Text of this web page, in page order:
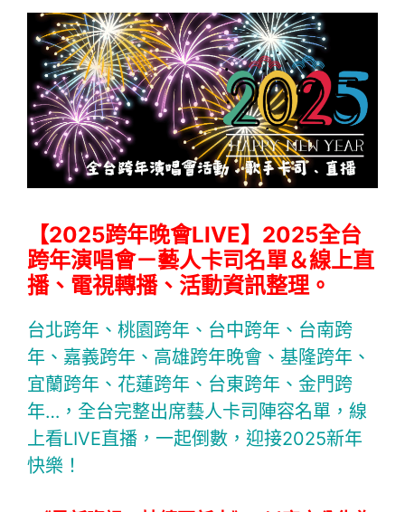
【2025跨年晚會LIVE】2025全台
跨年演唱會－藝人卡司名單＆線上直
播、電視轉播、活動資訊整理。
台北跨年、桃園跨年、台中跨年、台南跨
年、嘉義跨年、高雄跨年晚會、基隆跨年、
宜蘭跨年、花蓮跨年、台東跨年、金門跨
年…，全台完整出席藝人卡司陣容名單，線
上看LIVE直播，一起倒數，迎接2025新年
快樂！